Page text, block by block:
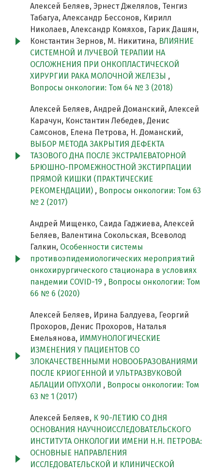
Алексей Беляев, Эрнест Джелялов, Тенгиз
Табагуа, Александр Бессонов, Кирилл
Николаев, Александр Комяхов, Гарик Дашян,
Константин Зернов, М. Никитина, ВЛИЯНИЕ
СИСТЕМНОЙ И ЛУЧЕВОЙ ТЕРАПИИ НА
ОСЛОЖНЕНИЯ ПРИ ОНКОПЛАСТИЧЕСКОЙ
ХИРУРГИИ РАКА МОЛОЧНОЙ ЖЕЛЕЗЫ ,
Вопросы онкологии: Том 64 № 3 (2018)
Алексей Беляев, Андрей Доманский, Алексей
Карачун, Константин Лебедев, Денис
Самсонов, Елена Петрова, Н. Доманский,
ВЫБОР МЕТОДА ЗАКРЫТИЯ ДЕФЕКТА
ТАЗОВОГО ДНА ПОСЛЕ ЭКСТРАЛЕВАТОРНОЙ
БРЮШНО-ПРОМЕЖНОСТНОЙ ЭКСТИРПАЦИИ
ПРЯМОЙ КИШКИ (ПРАКТИЧЕСКИЕ
РЕКОМЕНДАЦИИ) , Вопросы онкологии: Том 63
№ 2 (2017)
Андрей Мищенко, Саида Гаджиева, Алексей
Беляев, Валентина Сокольская, Всеволод
Галкин, Особенности системы
противоэпидемиологических мероприятий
онкохирургического стационара в условиях
пандемии COVID-19 , Вопросы онкологии: Том
66 № 6 (2020)
Алексей Беляев, Ирина Балдуева, Георгий
Прохоров, Денис Прохоров, Наталья
Емельянова, ИММУНОЛОГИЧЕСКИЕ
ИЗМЕНЕНИЯ У ПАЦИЕНТОВ СО
ЗЛОКАЧЕСТВЕННЫМИ НОВООБРАЗОВАНИЯМИ
ПОСЛЕ КРИОГЕННОЙ И УЛЬТРАЗВУКОВОЙ
АБЛАЦИИ ОПУХОЛИ , Вопросы онкологии: Том
63 № 1 (2017)
Алексей Беляев, К 90-ЛЕТИЮ СО ДНЯ
ОСНОВАНИЯ НАУЧНОИССЛЕДОВАТЕЛЬСКОГО
ИНСТИТУТА ОНКОЛОГИИ ИМЕНИ Н.Н. ПЕТРОВА:
ОСНОВНЫЕ НАПРАВЛЕНИЯ
ИССЛЕДОВАТЕЛЬСКОЙ И КЛИНИЧЕСКОЙ